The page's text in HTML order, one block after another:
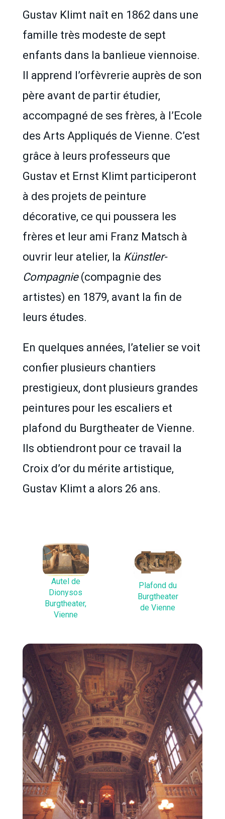
Gustav Klimt naît en 1862 dans une
famille très modeste de sept
enfants dans la banlieue viennoise.
Il apprend l’orfèvrerie auprès de son
père avant de partir étudier,
accompagné de ses frères, à l’Ecole
des Arts Appliqués de Vienne. C’est
grâce à leurs professeurs que
Gustav et Ernst Klimt participeront
à des projets de peinture
décorative, ce qui poussera les
frères et leur ami Franz Matsch à
ouvrir leur atelier, la Künstler-
Compagnie(compagnie des
artistes) en 1879, avant la fin de
leurs études.
En quelques années, l’atelier se voit
confier plusieurs chantiers
prestigieux, dont plusieurs grandes
peintures pour les escaliers et
plafond du Burgtheater de Vienne.
Ils obtiendront pour ce travail la
Croix d’or du mérite artistique,
Gustav Klimt a alors 26 ans.
Autel de
Dionysos
Burgtheater,
Vienne
Plafond du
Burgtheater
de Vienne